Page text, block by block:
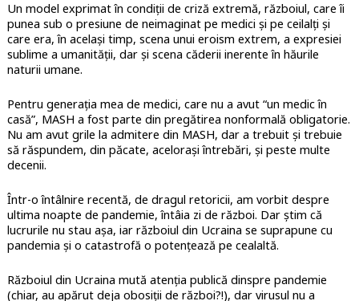
Un model exprimat în condiții de criză extremă, războiul, care îi
punea sub o presiune de neimaginat pe medici și pe ceilalți și
care era, în același timp, scena unui eroism extrem, a expresiei
sublime a umanității, dar și scena căderii inerente în hăurile
naturii umane.
Pentru generația mea de medici, care nu a avut “un medic în
casă”, MASH a fost parte din pregătirea nonformală obligatorie.
Nu am avut grile la admitere din MASH, dar a trebuit și trebuie
să răspundem, din păcate, acelorași întrebări, și peste multe
decenii.
Într-o întâlnire recentă, de dragul retoricii, am vorbit despre
ultima noapte de pandemie, întâia zi de război. Dar știm că
lucrurile nu stau așa, iar războiul din Ucraina se suprapune cu
pandemia și o catastrofă o potențează pe cealaltă.
Războiul din Ucraina mută atenția publică dinspre pandemie
(chiar, au apărut deja obosiții de război?!), dar virusul nu a